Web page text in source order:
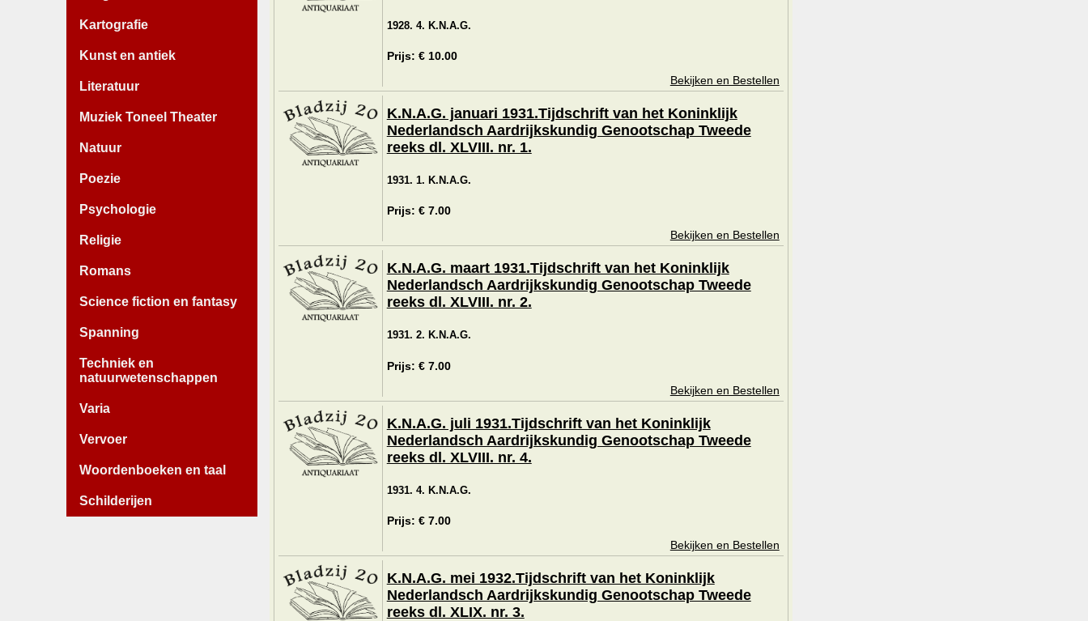
Kartografie
Kunst en antiek
Literatuur
Muziek Toneel Theater
Natuur
Poezie
Psychologie
Religie
Romans
Science fiction en fantasy
Spanning
Techniek en
natuurwetenschappen
Varia
Vervoer
Woordenboeken en taal
Schilderijen
1928. 4. K.N.A.G.
Prijs: € 10.00
Bekijken en Bestellen
K.N.A.G. januari 1931.Tijdschrift van het Koninklijk
Nederlandsch Aardrijkskundig Genootschap Tweede
reeks dl. XLVIII. nr. 1.
1931. 1. K.N.A.G.
Prijs: € 7.00
Bekijken en Bestellen
K.N.A.G. maart 1931.Tijdschrift van het Koninklijk
Nederlandsch Aardrijkskundig Genootschap Tweede
reeks dl. XLVIII. nr. 2.
1931. 2. K.N.A.G.
Prijs: € 7.00
Bekijken en Bestellen
K.N.A.G. juli 1931.Tijdschrift van het Koninklijk
Nederlandsch Aardrijkskundig Genootschap Tweede
reeks dl. XLVIII. nr. 4.
1931. 4. K.N.A.G.
Prijs: € 7.00
Bekijken en Bestellen
K.N.A.G. mei 1932.Tijdschrift van het Koninklijk
Nederlandsch Aardrijkskundig Genootschap Tweede
reeks dl. XLIX. nr. 3.